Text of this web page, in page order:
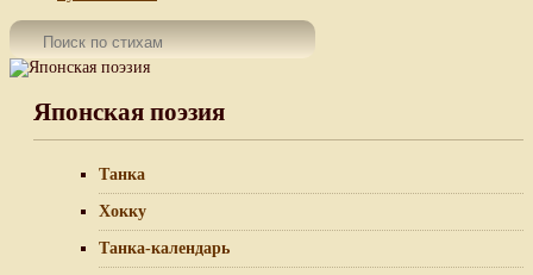
Японская поэзия
Танка
Хокку
Танка-календарь